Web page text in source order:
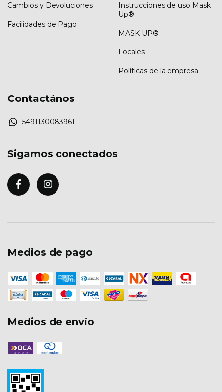
Cambios y Devoluciones
Facilidades de Pago
Instrucciones de uso Mask
Up®
MASK UP®
Locales
Políticas de la empresa
Contactános
5491130083961
Sigamos conectados
Medios de pago
Medios de envío